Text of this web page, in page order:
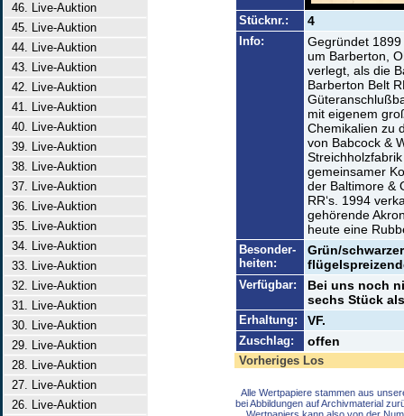
46. Live-Auktion
45. Live-Auktion
44. Live-Auktion
43. Live-Auktion
42. Live-Auktion
41. Live-Auktion
40. Live-Auktion
39. Live-Auktion
38. Live-Auktion
37. Live-Auktion
36. Live-Auktion
35. Live-Auktion
34. Live-Auktion
33. Live-Auktion
32. Live-Auktion
31. Live-Auktion
30. Live-Auktion
29. Live-Auktion
28. Live-Auktion
27. Live-Auktion
26. Live-Auktion
Stücknr.: 4
Info:
Gegründet
um Barberton,
verlegt, als die
Barberton Belt
mit eigenem
Chemikalien zu
von Babcock &
gemeinsamer
der Baltimore &
RR‘s. 1994
gehörende
heute eine
Besonder-
heiten:
Grün/
Verfügbar:
Bei uns noch
sechs Stück
Erhaltung: VF.
Zuschlag: offen
Vorheriges Los
Alle Wertpapiere stammen aus
bei Abbildungen auf Archivmaterial